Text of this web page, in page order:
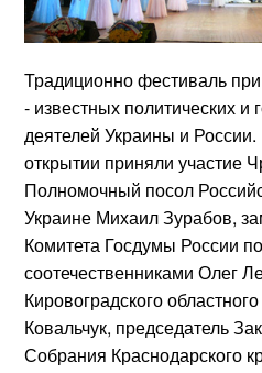
Традиционно фестиваль
‑ известных политических и
деятелей Украины и России.
открытии приняли участие
Полномочный посол
Украине Михаил Зурабов,
Комитета Госдумы России
соотечественникамиОлег
Кировоградского
Ковальчук, председатель
Собрания Краснодарского